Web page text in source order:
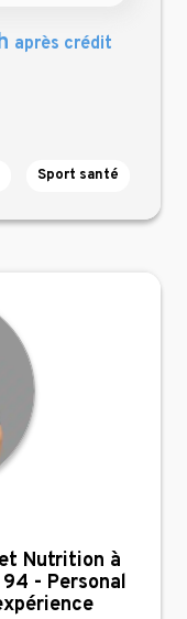
après crédit
Sport santé
Nutrition à
- Personal